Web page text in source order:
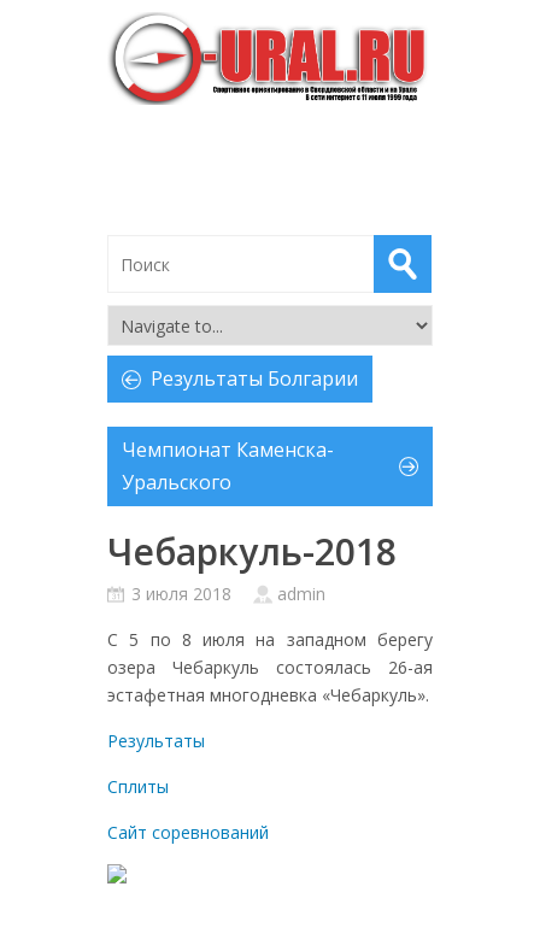
Результаты Болгарии
Чемпионат Каменска-
Уральского
Чебаркуль-2018
3 июля 2018
admin
С 5 по 8 июля на западном берегу
озера Чебаркуль состоялась 26-ая
эстафетная многодневка «Чебаркуль».
Результаты
Сплиты
Сайт соревнований